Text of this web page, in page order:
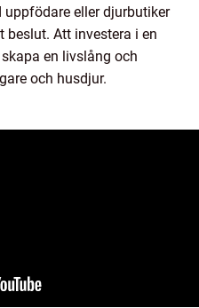
eller djurbutiker
Att investera i en
en livslång och
och husdjur.